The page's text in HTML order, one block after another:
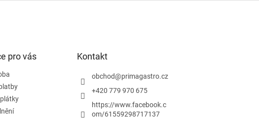
pro vás Kontakt
obchod@primagastro.cz
+420 779 970 675
https://www.facebook.c
om/61559298717137